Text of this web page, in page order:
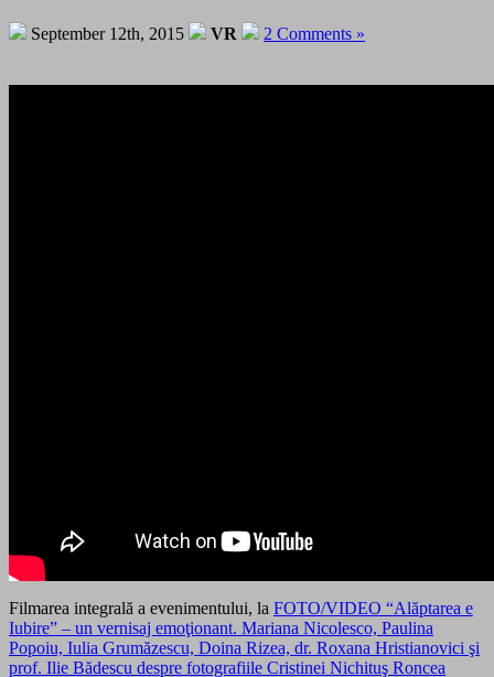
September 12th, 2015 VR 2 Comments »
Filmarea integrală a evenimentului, la FOTO/VIDEO “Alăptarea e
Iubire” – un vernisaj emoţionant. Mariana Nicolesco, Paulina
Popoiu, Iulia Grumăzescu, Doina Rizea, dr. Roxana Hristianovici şi
prof. Ilie Bădescu despre fotografiile Cristinei Nichituş Roncea